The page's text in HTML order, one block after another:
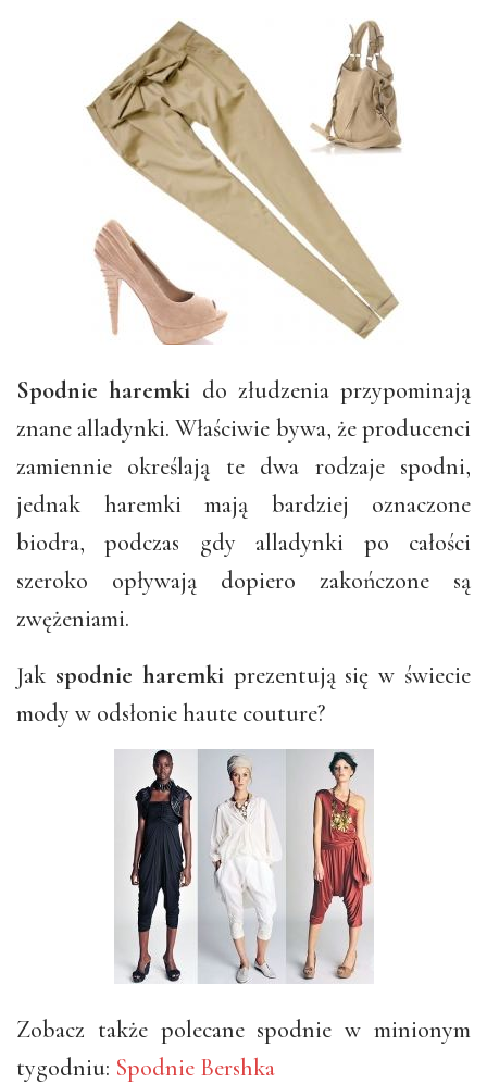
Spodnie haremki do złudzenia przypominają
znane alladynki. Właściwie bywa, że producenci
zamiennie określają te dwa rodzaje spodni,
jednak haremki mają bardziej oznaczone
biodra, podczas gdy alladynki po całości
szeroko opływają dopiero zakończone są
zwężeniami.
Jak spodnie haremkiprezentują się w świecie
mody w odsłonie haute couture?
Zobacz także polecane spodnie w minionym
tygodniu: Spodnie Bershka